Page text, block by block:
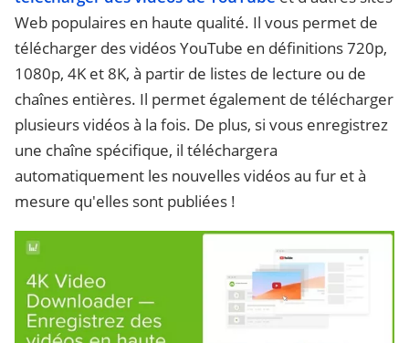
Web populaires en haute qualité. Il vous permet de
télécharger des vidéos YouTube en définitions 720p,
1080p, 4K et 8K, à partir de listes de lecture ou de
chaînes entières. Il permet également de télécharger
plusieurs vidéos à la fois. De plus, si vous enregistrez
une chaîne spécifique, il téléchargera
automatiquement les nouvelles vidéos au fur et à
mesure qu'elles sont publiées !